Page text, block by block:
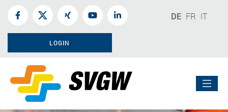
DE FR IT
LOGIN